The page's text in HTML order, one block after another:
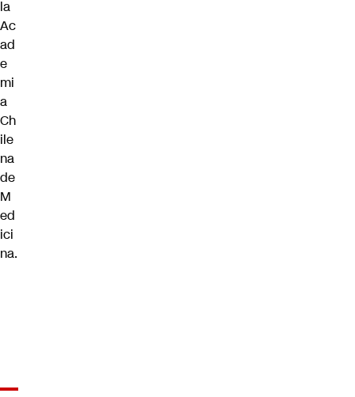
la
Ac
ad
e
mi
a
Ch
ile
na
de
M
ed
ici
na.